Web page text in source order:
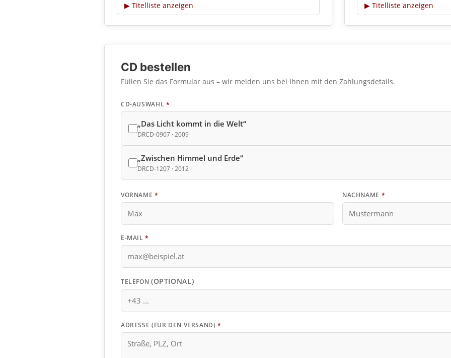
▶ Titelliste anzeigen ▶ Titelliste anzeigen
CD bestellen
Füllen Sie das Formular aus – wir melden uns bei Ihnen mit den Zahlungsdetails.
CD-AUSWAHL *
„Das Licht kommt in die Welt“
DRCD-0907 · 2009
„Zwischen Himmel und Erde“
DRCD-1207 · 2012
VORNAME * NACHNAME *
E-MAIL*
TELEFON (OPTIONAL)
ADRESSE (FÜR DEN VERSAND)*